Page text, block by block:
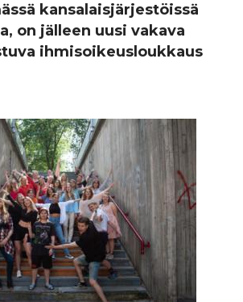
kansalaisjärjestöissä
on jälleen uusi vakava
ihmisoikeusloukkaus